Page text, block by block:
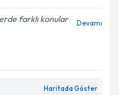
farklı konular
Devamı
Haritada Göster